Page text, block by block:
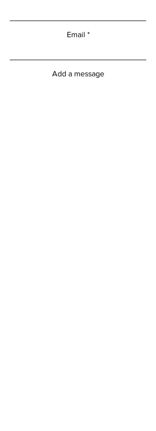
Email
Add a message